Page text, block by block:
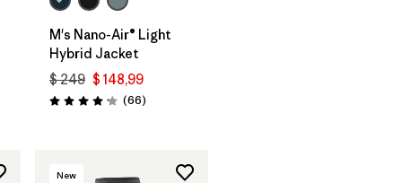
M's Nano-Air® Light
Hybrid Jacket
$ 249 $ 148,99
Valoración: 4.2 / 5
(66Comentarios
)
New